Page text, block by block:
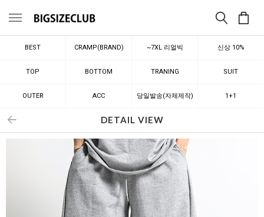
메뉴
BEST CRAMP(BRAND) ~7XL 리얼빅 신상 10%
TOP BOTTOM TRANING SUIT
OUTER ACC 당일발송(자체제작) 1+1
DETAIL VIEW